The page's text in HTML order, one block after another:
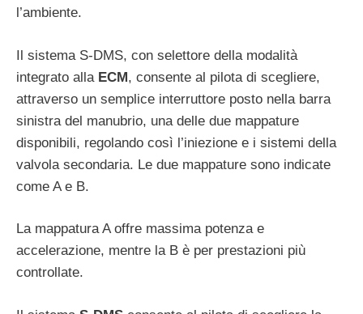
l’ambiente.
Il sistema S-DMS, con selettore della modalità
integrato alla ECM, consente al pilota di scegliere,
attraverso un semplice interruttore posto nella barra
sinistra del manubrio, una delle due mappature
disponibili, regolando così l’iniezione e i sistemi della
valvola secondaria. Le due mappature sono indicate
come A e B.
La mappatura A offre massima potenza e
accelerazione, mentre la B è per prestazioni più
controllate.